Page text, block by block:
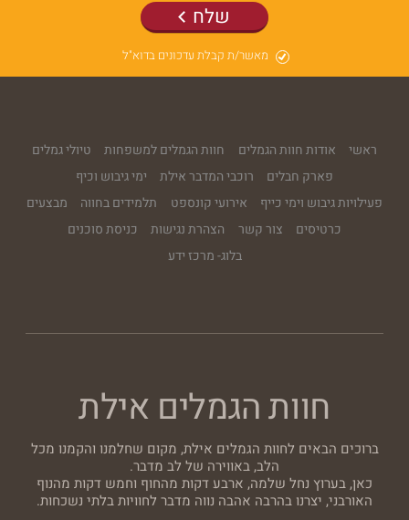
מאשר/ת קבלת עדכונים בדוא"ל
שלח
ראשי אודות חוות הגמלים חוות הגמלים למשפחות
טיולי גמלים
פארק חבלים
רוכבי המדבר אילת
ימי גיבוש וכיף
פעילויות גיבוש וימי כייף
אירועי קונספט תלמידים בחווה
מבצעים
כרטיסים
צור קשר הצהרת נגישות
כניסת סוכנים
בלוג- מרכז ידע
חוות הגמלים אילת
ברוכים הבאים לחוות הגמלים אילת, מקום שחלמנו והקמנו מכל
הלב, באווירה של לב מדבר.
כאן, בערוץ נחל שלמה, ארבע דקות מהחוף וחמש דקות מהנוף
האורבני, יצרנו בהרבה אהבה נווה מדבר לחוויות בלתי נשכחות.